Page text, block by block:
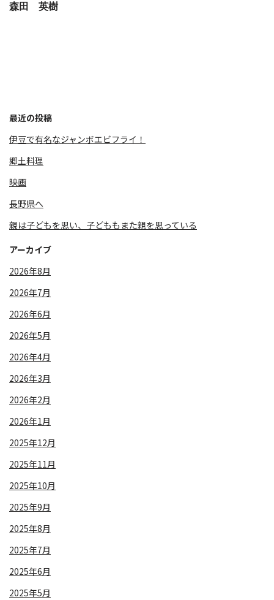
森田 英樹
最近の投稿
伊豆で有名なジャンボエビフライ！
郷土料理
映画
長野県へ
親は子どもを思い、子どももまた親を思っている
アーカイブ
2026年8月
2026年7月
2026年6月
2026年5月
2026年4月
2026年3月
2026年2月
2026年1月
2025年12月
2025年11月
2025年10月
2025年9月
2025年8月
2025年7月
2025年6月
2025年5月